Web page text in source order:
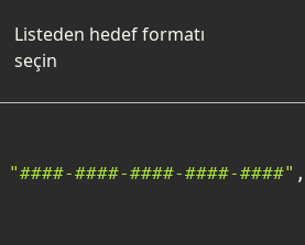
Listeden hedef formatı
seçin
"####-####-####-####-####"